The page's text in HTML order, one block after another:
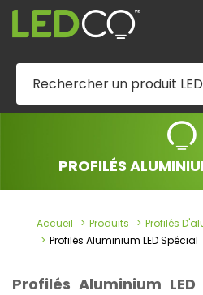
PROFILÉS
Accueil Produits
Profilés
Profilés Aluminium LED Spécial
Profilés Aluminium